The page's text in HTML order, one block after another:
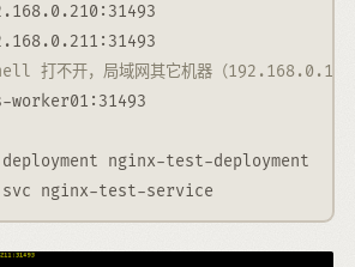
打不开，局域网其它机器（192.168.0.104
nginx-test-deployment
nginx-test-service